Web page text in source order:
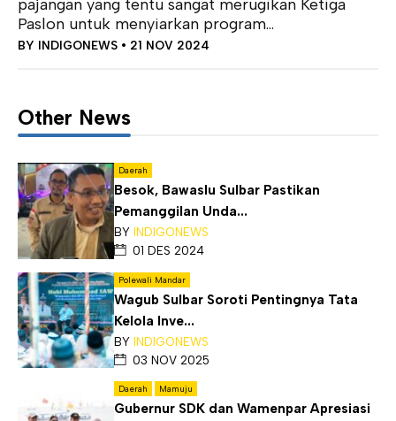
pajangan yang tentu sangat merugikan Ketiga
Paslon untuk menyiarkan program...
BY INDIGONEWS • 21 NOV 2024
Other News
Daerah
Besok, Bawaslu Sulbar Pastikan
Pemanggilan Unda...
BY INDIGONEWS
01 DES 2024
Polewali Mandar
Wagub Sulbar Soroti Pentingnya Tata
Kelola Inve...
BY INDIGONEWS
03 NOV 2025
Daerah Mamuju
Gubernur SDK dan Wamenpar Apresiasi